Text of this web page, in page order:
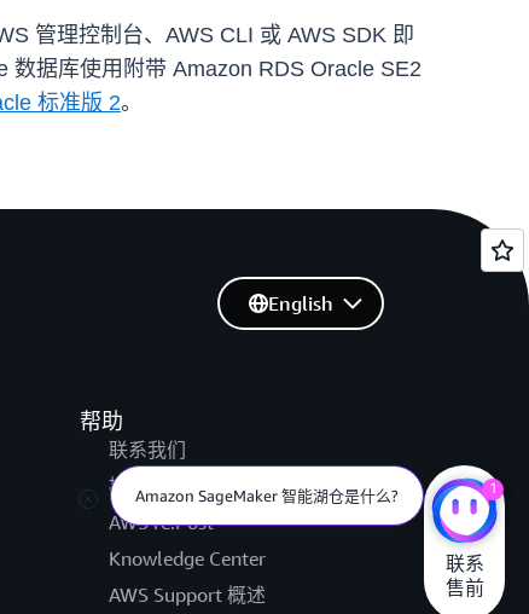
管理控制台、AWS CLI 或 AWS SDK 即
数据库使用附带 Amazon RDS Oracle SE2
标准版 2。
帮助
联系我们
提交支持工单
AWS re:Post
Knowledge Center
AWS Support 概述
English
Amazon SageMaker 智能湖仓是什么? 1
联系
售前